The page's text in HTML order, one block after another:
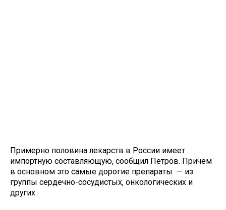
Примерно половина лекарств в России имеет
импортную составляющую, сообщил Петров. Причем
в основном это самые дорогие препараты — из
группы сердечно-сосудистых, онкологических и
других.